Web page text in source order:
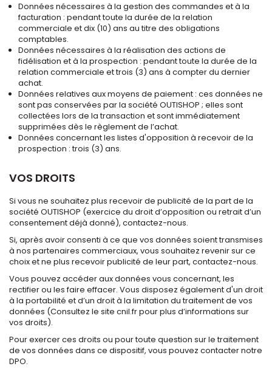
Données nécessaires à la gestion des commandes et à la
facturation : pendant toute la durée de la relation
commerciale et dix (10) ans au titre des obligations
comptables.
Données nécessaires à la réalisation des actions de
fidélisation et à la prospection : pendant toute la durée de la
relation commerciale et trois (3) ans à compter du dernier
achat.
Données relatives aux moyens de paiement : ces données ne
sont pas conservées par la société OUTISHOP ; elles sont
collectées lors de la transaction et sont immédiatement
supprimées dès le règlement de l’achat.
Données concernant les listes d'opposition à recevoir de la
prospection : trois (3) ans.
VOS DROITS
Si vous ne souhaitez plus recevoir de publicité de la part de la
société OUTISHOP (exercice du droit d’opposition ou retrait d’un
consentement déjà donné), contactez-nous.
Si, après avoir consenti à ce que vos données soient transmises
à nos partenaires commerciaux, vous souhaitez revenir sur ce
choix et ne plus recevoir publicité de leur part, contactez-nous.
Vous pouvez accéder aux données vous concernant, les
rectifier ou les faire effacer. Vous disposez également d'un droit
à la portabilité et d’un droit à la limitation du traitement de vos
données (Consultez le site cnil.fr pour plus d’informations sur
vos droits).
Pour exercer ces droits ou pour toute question sur le traitement
de vos données dans ce dispositif, vous pouvez contacter notre
DPO.